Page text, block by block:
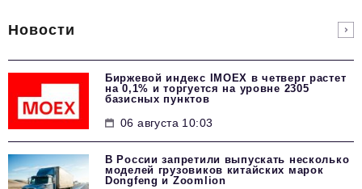
Новости
Биржевой индекс IMOEX в четверг растет
на 0,1% и торгуется на уровне 2305
базисных пунктов
06 августа 10:03
В России запретили выпускать несколько
моделей грузовиков китайских марок
Dongfeng и Zoomlion